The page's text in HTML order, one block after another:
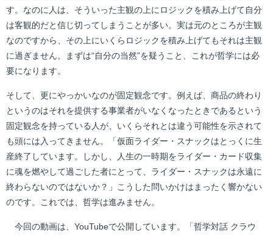
す。なのに人は、そういった主観の上にロジックを積み上げて自分
は客観的だと信じ切ってしまうことが多い。実は元のところが主観
なのですから、その上にいくらロジックを積み上げてもそれは主観
に過ぎません。まずは“自分の当然”を疑うこと、これが哲学には必
要になります。
そして、更にやっかいなのが固定観念です。例えば、商品の終わり
というのはそれを提供する事業者がいなくなったときであるという
固定観念を持っている人が、いくらそれとは違う可能性を示されて
も頭には入ってきません。「仮面ライダー・スナックはとっくに生
産終了しています。しかし、人生の一時期をライダー・カード収集
に魂を燃やして過ごした者にとって、ライダー・スナックは永遠に
終わらないのではないか？」こうした問いかけはまったく響かない
のです。これでは、哲学は進みません。
今回の動画は、YouTubeで公開しています。「哲学対話 クラウ